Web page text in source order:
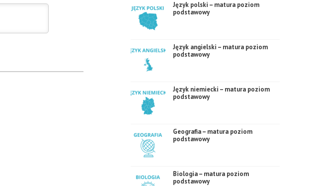
Język polski – matura poziom
podstawowy
Język angielski – matura poziom
podstawowy
Język niemiecki – matura poziom
podstawowy
Geografia – matura poziom
podstawowy
Biologia – matura poziom
podstawowy